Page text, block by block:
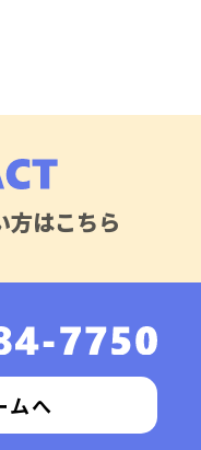
方はこちら
ムへ